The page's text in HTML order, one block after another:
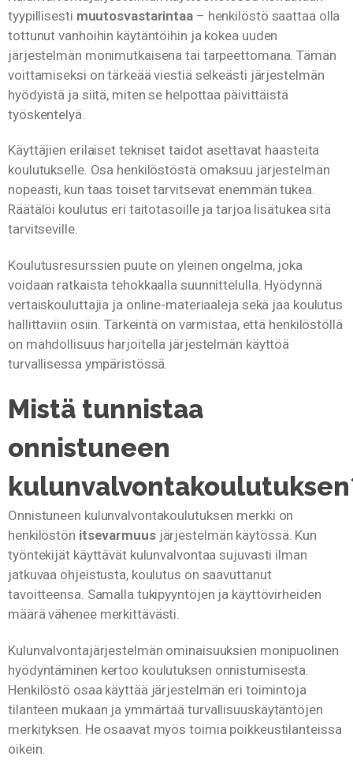
tyypillisesti muutosvastarintaa– henkilöstö saattaa olla
tottunut vanhoihin käytäntöihin ja kokea uuden
järjestelmän monimutkaisena tai tarpeettomana. Tämän
voittamiseksi on tärkeää viestiä selkeästi järjestelmän
hyödyistä ja siitä, miten se helpottaa päivittäistä
työskentelyä.
Käyttäjien erilaiset tekniset taidot asettavat haasteita
koulutukselle. Osa henkilöstöstä omaksuu järjestelmän
nopeasti, kun taas toiset tarvitsevat enemmän tukea.
Räätälöi koulutus eri taitotasoille ja tarjoa lisätukea sitä
tarvitseville.
Koulutusresurssien puute on yleinen ongelma, joka
voidaan ratkaista tehokkaalla suunnittelulla. Hyödynnä
vertaiskouluttajia ja online-materiaaleja sekä jaa koulutus
hallittaviin osiin. Tärkeintä on varmistaa, että henkilöstöllä
on mahdollisuus harjoitella järjestelmän käyttöä
turvallisessa ympäristössä.
Mistä tunnistaa
onnistuneen
Onnistuneen kulunvalvontakoulutuksen merkki on
henkilöstön itsevarmuusjärjestelmän käytössä. Kun
työntekijät käyttävät kulunvalvontaa sujuvasti ilman
jatkuvaa ohjeistusta, koulutus on saavuttanut
tavoitteensa. Samalla tukipyyntöjen ja käyttövirheiden
määrä vähenee merkittävästi.
Kulunvalvontajärjestelmän ominaisuuksien monipuolinen
hyödyntäminen kertoo koulutuksen onnistumisesta.
Henkilöstö osaa käyttää järjestelmän eri toimintoja
tilanteen mukaan ja ymmärtää turvallisuuskäytäntöjen
merkityksen. He osaavat myös toimia poikkeustilanteissa
oikein.